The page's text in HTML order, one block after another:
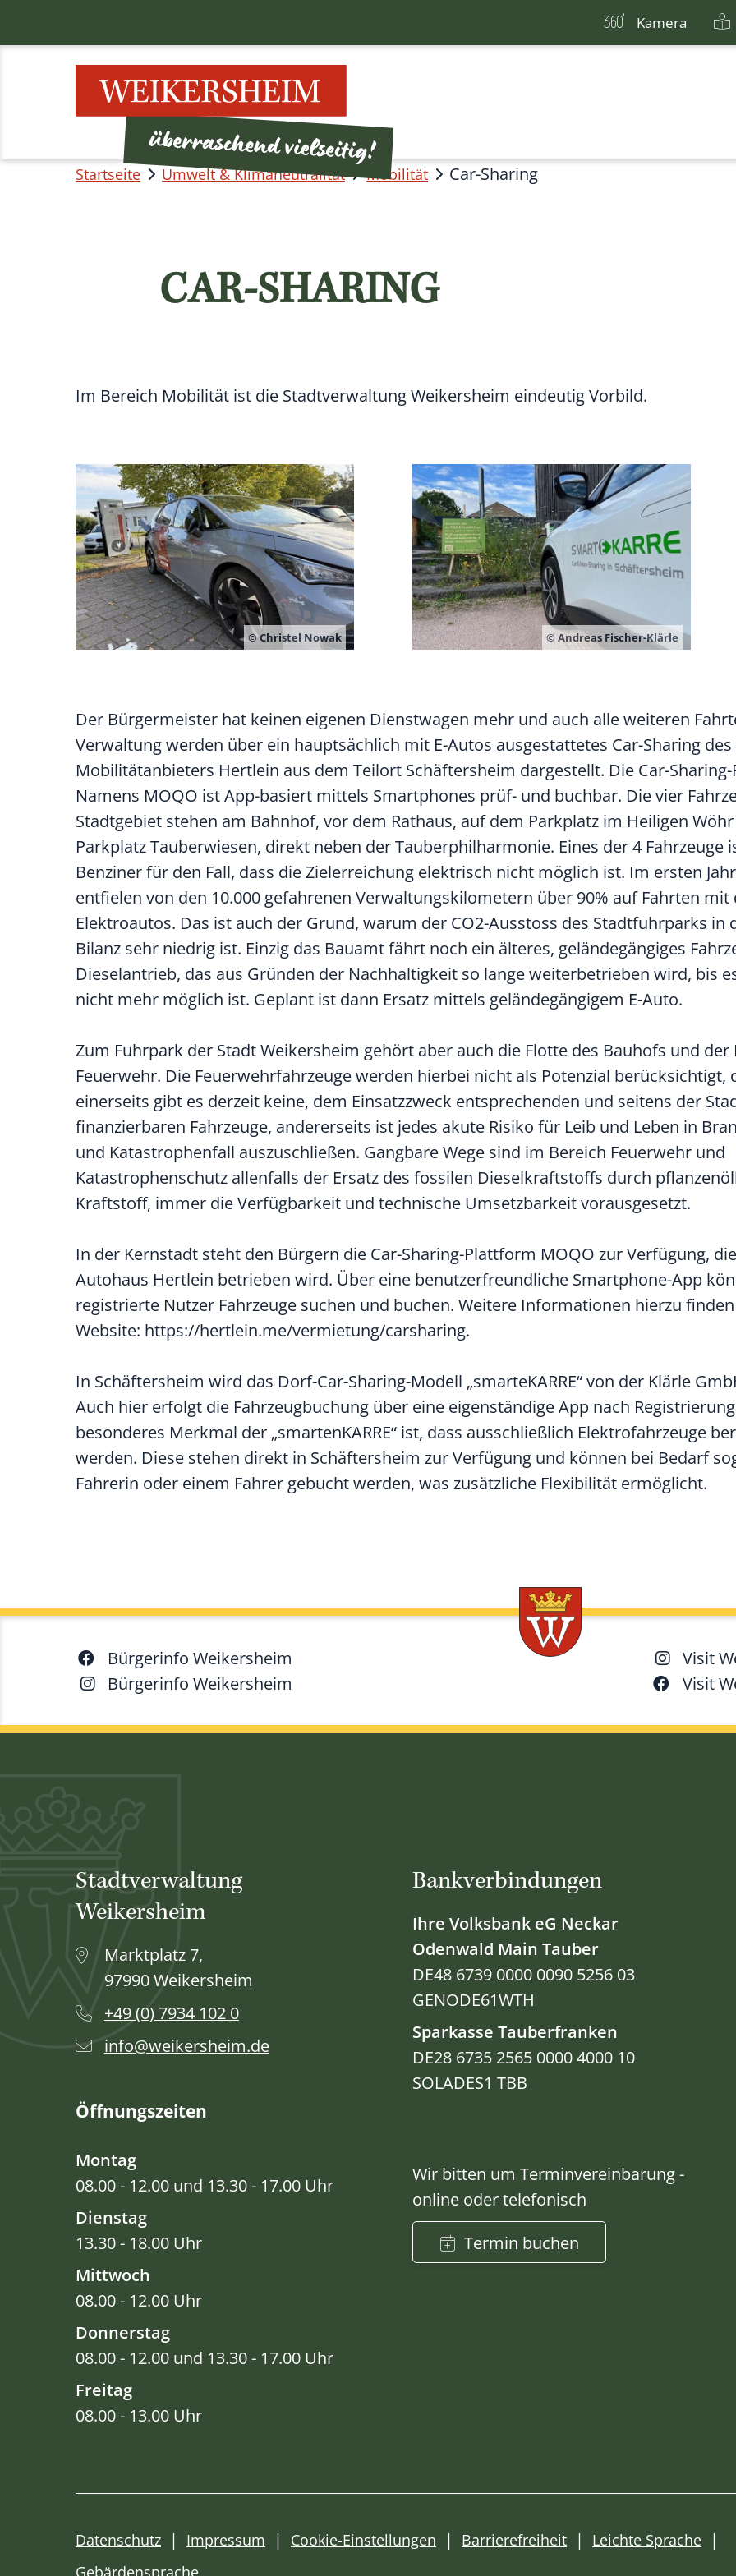
Kamera
Startseite Umwelt & Klimaneutralität Mobilität Car-Sharing
CAR-SHARING
Im Bereich Mobilität ist die Stadtverwaltung Weikersheim eindeutig Vorbild.
© Christel Nowak © Andreas Fischer-Klärle
Der Bürgermeister hat keinen eigenen Dienstwagen mehr und auch alle weiteren
Verwaltung werden über ein hauptsächlich mit E-Autos ausgestattetes Car-Sharing des
Mobilitätanbieters Hertlein aus dem Teilort Schäftersheim dargestellt. Die Car-
Namens MOQO ist App-basiert mittels Smartphones prüf- und buchbar. Die vier
Stadtgebiet stehen am Bahnhof, vor dem Rathaus, auf dem Parkplatz im Heiligen
Parkplatz Tauberwiesen, direkt neben der Tauberphilharmonie. Eines der 4 Fahrzeuge
Benziner für den Fall, dass die Zielerreichung elektrisch nicht möglich ist. Im ersten
entfielen von den 10.000 gefahrenen Verwaltungskilometern über 90% auf Fahrten mit
Elektroautos. Das ist auch der Grund, warum der CO2-Ausstoss des Stadtfuhrparks in
Bilanz sehr niedrig ist. Einzig das Bauamt fährt noch ein älteres, geländegängiges
Dieselantrieb, das aus Gründen der Nachhaltigkeit so lange weiterbetrieben wird, bis
nicht mehr möglich ist. Geplant ist dann Ersatz mittels geländegängigem E-Auto.
Zum Fuhrpark der Stadt Weikersheim gehört aber auch die Flotte des Bauhofs und der
Feuerwehr. Die Feuerwehrfahrzeuge werden hierbei nicht als Potenzial berücksichtigt,
einerseits gibt es derzeit keine, dem Einsatzzweck entsprechenden und seitens der
finanzierbaren Fahrzeuge, andererseits ist jedes akute Risiko für Leib und Leben in
und Katastrophenfall auszuschließen. Gangbare Wege sind im Bereich Feuerwehr und
Katastrophenschutz allenfalls der Ersatz des fossilen Dieselkraftstoffs durch
Kraftstoff, immer die Verfügbarkeit und technische Umsetzbarkeit vorausgesetzt.
In der Kernstadt steht den Bürgern die Car-Sharing-Plattform MOQO zur Verfügung,
Autohaus Hertlein betrieben wird. Über eine benutzerfreundliche Smartphone-App
registrierte Nutzer Fahrzeuge suchen und buchen. Weitere Informationen hierzu
Website: https://hertlein.me/vermietung/carsharing.
In Schäftersheim wird das Dorf-Car-Sharing-Modell „smarteKARRE“ von der Klärle
Auch hier erfolgt die Fahrzeugbuchung über eine eigenständige App nach
besonderes Merkmal der „smartenKARRE“ ist, dass ausschließlich Elektrofahrzeuge
werden. Diese stehen direkt in Schäftersheim zur Verfügung und können bei Bedarf
Fahrerin oder einem Fahrer gebucht werden, was zusätzliche Flexibilität ermöglicht.
Bürgerinfo Weikersheim
Bürgerinfo Weikersheim
Visit
Visit
Stadtverwaltung
Weikersheim
Marktplatz 7,
97990 Weikersheim
+49 (0) 7934 102 0
info@weikersheim.de
Öffnungszeiten
Montag
08.00 - 12.00 und 13.30 - 17.00 Uhr
Dienstag
13.30 - 18.00 Uhr
Mittwoch
08.00 - 12.00 Uhr
Donnerstag
08.00 - 12.00 und 13.30 - 17.00 Uhr
Freitag
08.00 - 13.00 Uhr
Bankverbindungen
Ihre Volksbank eG Neckar
Odenwald Main Tauber
DE48 6739 0000 0090 5256 03
GENODE61WTH
Sparkasse Tauberfranken
DE28 6735 2565 0000 4000 10
SOLADES1 TBB
Wir bitten um Terminvereinbarung -
online oder telefonisch
Termin buchen
Datenschutz Impressum Cookie-Einstellungen Barrierefreiheit
Leichte Sprache
Gebärdensprache